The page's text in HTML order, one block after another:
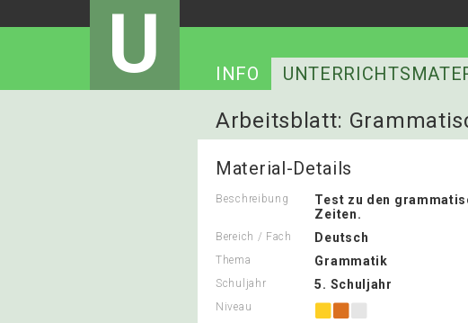
U INFO
Arbeitsblatt:
Material-Details
Beschreibung
Test zu den
Zeiten.
Bereich / Fach Deutsch
Thema Grammatik
Schuljahr 5. Schuljahr
Niveau